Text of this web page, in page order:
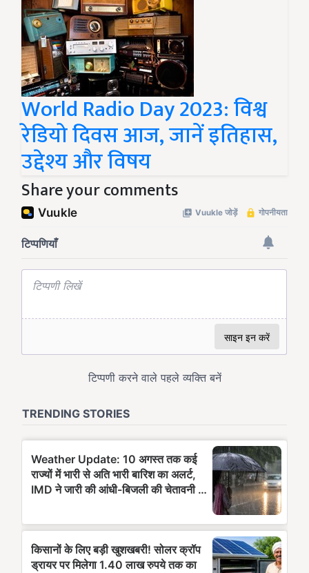
World Radio Day 2023: विश्व
रेडियो दिवस आज, जानें इतिहास,
उद्देश्य और विषय
Share your comments